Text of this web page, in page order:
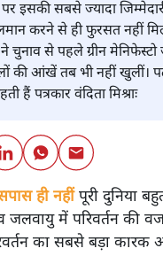
पर इसकी सबसे ज्यादा
करने से ही फुरसत नहीं
से पहले ग्रीन मेनिफेस्टो
की आंखें तब भी नहीं खुलीं।
हैं पत्रकार वंदिता मिश्राः
ही नहींपूरी दुनिया
में परिवर्तन की
का सबसे बड़ा कारक